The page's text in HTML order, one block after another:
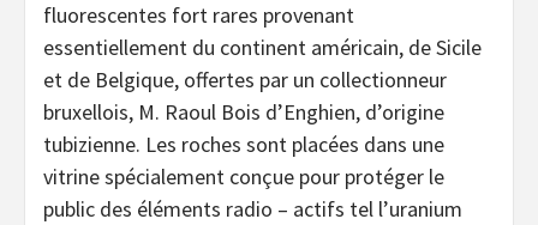
fluorescentes fort rares provenant
essentiellement du continent américain, de Sicile
et de Belgique, offertes par un collectionneur
bruxellois, M. Raoul Bois d’Enghien, d’origine
tubizienne. Les roches sont placées dans une
vitrine spécialement conçue pour protéger le
public des éléments radio – actifs tel l’uranium